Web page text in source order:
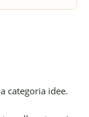
categoria idee.